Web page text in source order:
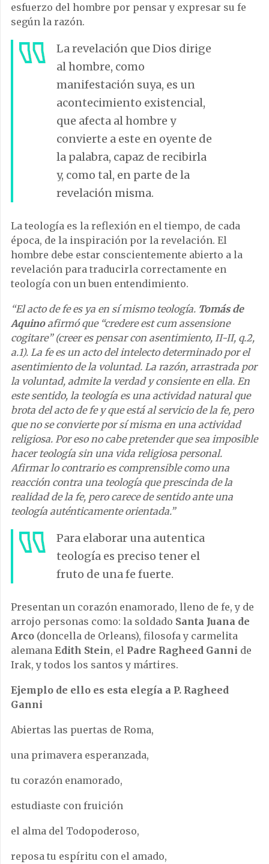
esfuerzo del hombre por pensar y expresar su fe
según la razón.
La revelación que Dios dirige
al hombre, como
manifestación suya, es un
acontecimiento existencial,
que afecta al hombre y
convierte a este en oyente de
la palabra, capaz de recibirla
y, como tal, en parte de la
revelación misma.
La teología es la reflexión en el tiempo, de cada
época, de la inspiración por la revelación. El
hombre debe estar conscientemente abierto a la
revelación para traducirla correctamente en
teología con un buen entendimiento.
“El acto de fe es ya en sí mismo teología. Tomás de
Aquinoafirmó que “credere est cum assensione
cogitare” (creer es pensar con asentimiento, II-II, q.2,
a.1). La fe es un acto del intelecto determinado por el
asentimiento de la voluntad. La razón, arrastrada por
la voluntad, admite la verdad y consiente en ella. En
este sentido, la teología es una actividad natural que
brota del acto de fe y que está al servicio de la fe, pero
que no se convierte por sí misma en una actividad
religiosa. Por eso no cabe pretender que sea imposible
hacer teología sin una vida religiosa personal.
Afirmar lo contrario es comprensible como una
reacción contra una teología que prescinda de la
realidad de la fe, pero carece de sentido ante una
teología auténticamente orientada.”
Para elaborar una autentica
teología es preciso tener el
fruto de una fe fuerte.
Presentan un corazón enamorado, lleno de fe, y de
arrojo personas como: la soldado Santa Juana de
Arco (doncella de Orleans), filosofa y carmelita
alemana Edith Stein, el Padre Ragheed Ganni de
Irak, y todos los santos y mártires.
Ejemplo de ello es esta elegía a P. Ragheed
Ganni
Abiertas las puertas de Roma,
una primavera esperanzada,
tu corazón enamorado,
estudiaste con fruición
el alma del Todopoderoso,
reposa tu espíritu con el amado,